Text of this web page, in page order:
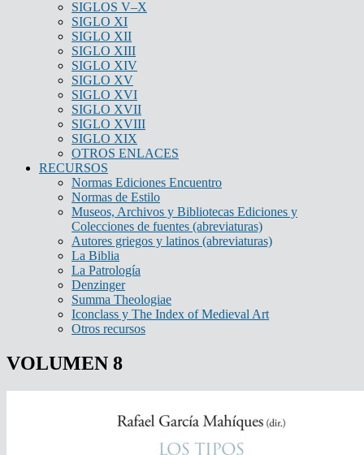
SIGLOS V–X
SIGLO XI
SIGLO XII
SIGLO XIII
SIGLO XIV
SIGLO XV
SIGLO XVI
SIGLO XVII
SIGLO XVIII
SIGLO XIX
OTROS ENLACES
RECURSOS
Normas Ediciones Encuentro
Normas de Estilo
Museos, Archivos y Bibliotecas Ediciones y
Colecciones de fuentes (abreviaturas)
Autores griegos y latinos (abreviaturas)
La Biblia
La Patrología
Denzinger
Summa Theologiae
Iconclass y The Index of Medieval Art
Otros recursos
VOLUMEN 8